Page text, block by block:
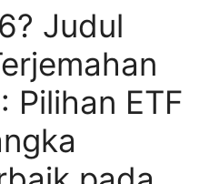
Judul
Pilihan ETF